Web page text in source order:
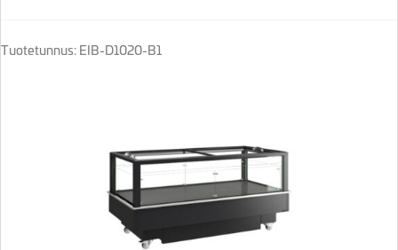
Tuotetunnus: EIB-D1020-B1